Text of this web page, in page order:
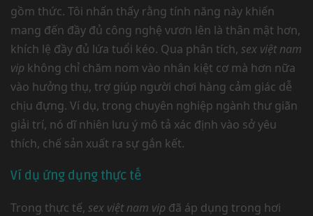
gồm thức. Tôi nhấn thấy rằng tính năng này khiến
mang đến đầy đủ công nghệ vươn lên là thân mật hơn,
khích lệ đầy đủ lứa tuổi kéo. Qua phân tích, sex việt nam
vip không chỉ chăm nom vào nhân kiệt cơ mà hơn nữa
vào hưởng thụ, trợ giúp người chơi hàng cảm giác dễ
chịu đựng. Ví dụ, trong chuyên nghiệp ngành thư giãn
giải trí, nó dĩ nhiên lưu ý mô tả xác định vào sở yêu
thích, chế sản xuất ra sự gắn kết.
Ví dụ ứng dụng thực tế
Trong thực tế, sex việt nam vip đã áp dụng trong hơi